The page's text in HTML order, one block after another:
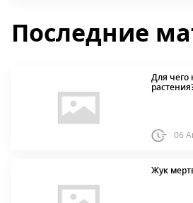
Последние
Для
06
Жук